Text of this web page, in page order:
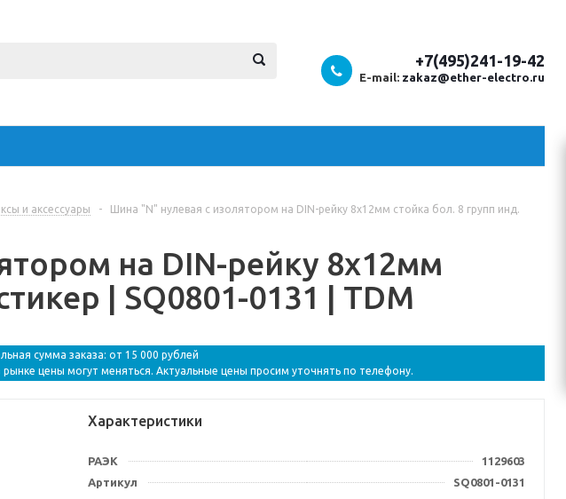
+7(495)241-19-42
E-mail: zakaz@ether-electro.ru
и аксессуары -
Шина "N" нулевая с изолятором на DIN-рейку 8x12мм стойка бол. 8 групп инд.
на DIN-рейку 8x12мм
| SQ0801-0131 | TDM
сумма заказа: от 15 000 рублей
цены могут меняться. Актуальные цены просим уточнять по телефону.
Характеристики
РАЭК
1129603
Артикул
SQ0801-0131